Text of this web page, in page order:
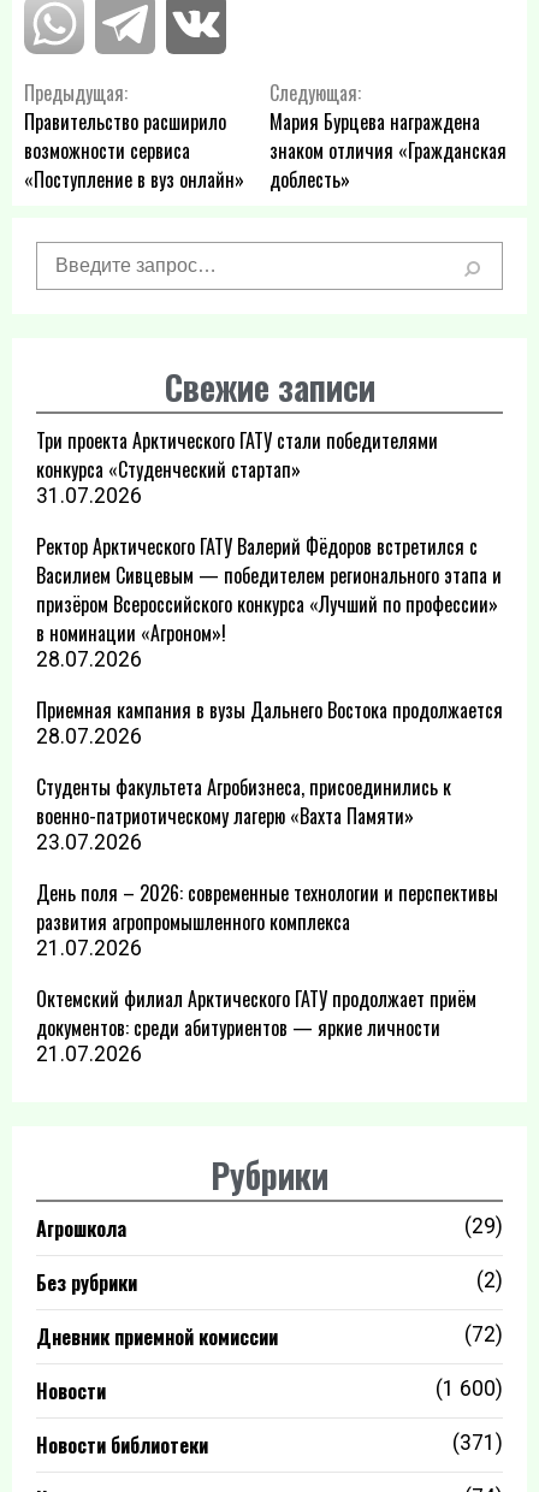
Навигация
по
записям
Предыдущая:
Правительство расширило
возможности сервиса
«Поступление в вуз онлайн»
Следующая:
Мария Бурцева награждена
знаком отличия «Гражданская
доблесть»
Свежие записи
Три проекта Арктического ГАТУ стали победителями
конкурса «Студенческий стартап»
31.07.2026
Ректор Арктического ГАТУ Валерий Фёдоров встретился с
Василием Сивцевым — победителем регионального этапа и
призёром Всероссийского конкурса «Лучший по профессии»
в номинации «Агроном»!
28.07.2026
Приемная кампания в вузы Дальнего Востока продолжается
28.07.2026
Студенты факультета Агробизнеса, присоединились к
военно-патриотическому лагерю «Вахта Памяти»
23.07.2026
День поля – 2026: современные технологии и перспективы
развития агропромышленного комплекса
21.07.2026
Октемский филиал Арктического ГАТУ продолжает приём
документов: среди абитуриентов — яркие личности
21.07.2026
Рубрики
Агрошкола (29)
Без рубрики (2)
Дневник приемной комиссии (72)
Новости (1 600)
Новости библиотеки (371)